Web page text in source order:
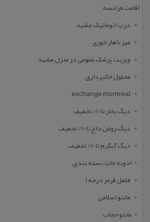
اقامت فرانسه
درب اتوماتیک مشهد
میز ناهار خوری
ویزیت پزشک عمومی در منزل مشهد
محلول خالبرداری
exchange montreal
دیگ بخار تا 10% تخفیف
دیگ روغن داغ تا 10% تخفیف
دیگ آبگرم تا 10% تخفیف
ادویه جات بسته بندی
فلفل قرمز درجه 1
مانتو اسلامی
مانتو حجاب